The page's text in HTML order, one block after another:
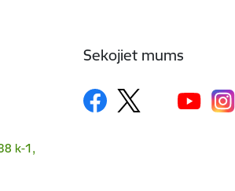
k-1,
Sekojiet mums